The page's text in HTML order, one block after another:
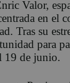
Valor,
en el
Tras su
para
19 de junio.